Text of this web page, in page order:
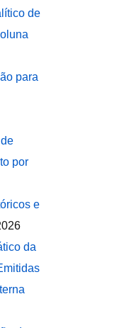
de
para
por
e
da